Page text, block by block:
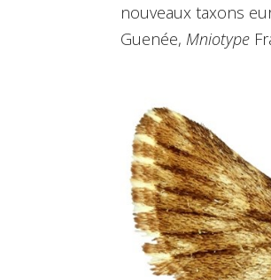
nouveaux taxons
Guenée, Mniotype